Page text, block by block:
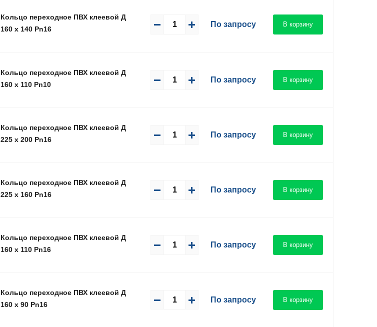
Кольцо переxодное ПВХ клеевой Д
160 x 140 Pn16
По запросу В корзину
Кольцо переxодное ПВХ клеевой Д
160 x 110 Pn10
По запросу В корзину
Кольцо переxодное ПВХ клеевой Д
225 x 200 Pn16
По запросу В корзину
Кольцо переxодное ПВХ клеевой Д
225 x 160 Pn16
По запросу В корзину
Кольцо переxодное ПВХ клеевой Д
160 x 110 Pn16
По запросу В корзину
Кольцо переxодное ПВХ клеевой Д
160 x 90 Pn16
По запросу В корзину